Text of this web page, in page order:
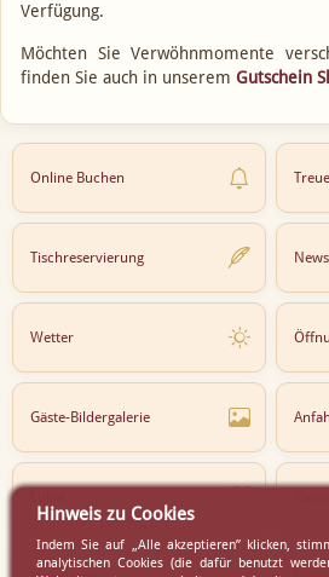
Verfügung.
Möchten Sie Verwöhnmomente
finden Sie auch in unserem Gutschein
Online Buchen
Tischreservierung News
Wetter
Gäste-Bildergalerie
Hinweis zu Cookies
Indem Sie auf „Alle akzeptieren” klicken,
analytischen Cookies (die dafür benutzt